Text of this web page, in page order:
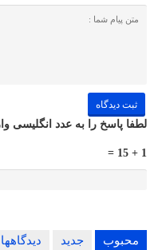
لطفا پاسخ را به عدد انگلیسی
1 + 15 =
محبوب جدید دیدگاهها